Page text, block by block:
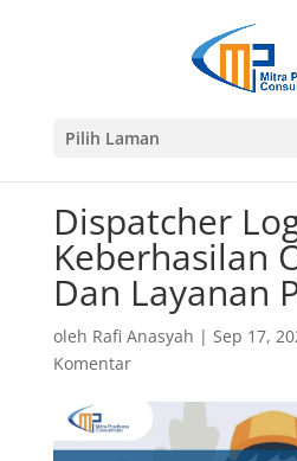
Pilih Laman
Dispatcher
Keberhasilan
Dan Layanan
oleh Rafi Anasyah | Sep 17,
Komentar